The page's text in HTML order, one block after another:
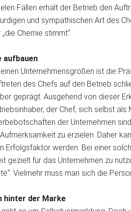
Fällen erhält der Betrieb den
und sympathischen Art des
Chemie stimmt“.
aufbauen
Unternehmensgrößen ist die
des Chefs auf den Betrieb
geprägt. Ausgehend von dieser
der Chef, sich selbst
der Unternehmen
zu erzielen. Daher
Erfolgsfaktor werden. Bei einer
gezielt für das Unternehmen zu
Vielmehr muss man sich die
hinter der Marke